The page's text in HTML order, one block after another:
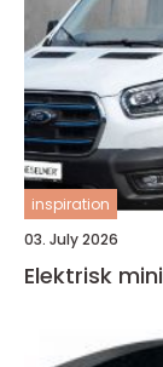
inspiration
03. July 2026
Elektrisk